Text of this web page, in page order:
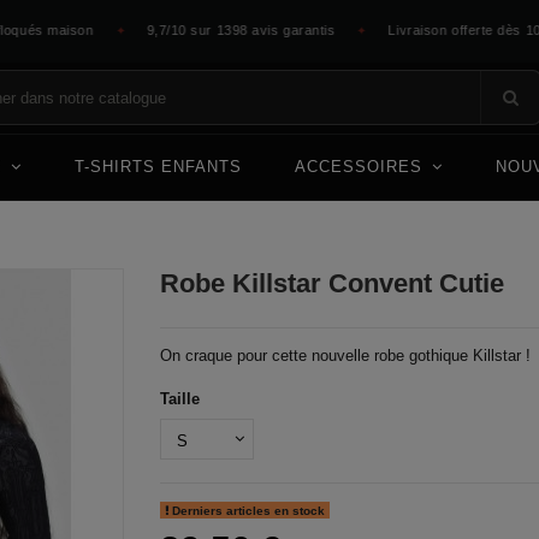
maison ✦ 9,7/10 sur 1398 avis garantis ✦ Livraison offerte dès 100 €
T-SHIRTS ENFANTS ACCESSOIRES
Robe Killstar Convent Cutie
On craque pour cette nouvelle robe gothique Killstar !
Taille
Derniers articles en stock